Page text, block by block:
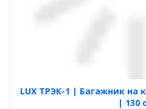
LUX ТРЭК-1 | Багажник на
| 130